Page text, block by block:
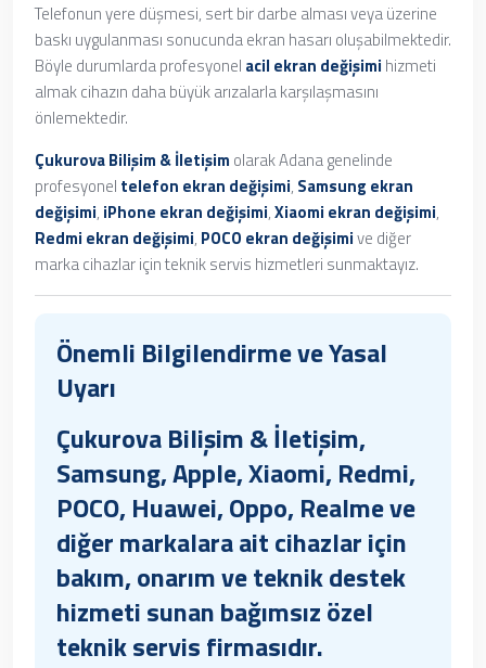
Telefonun yere düşmesi, sert bir darbe alması veya üzerine
baskı uygulanması sonucunda ekran hasarı oluşabilmektedir.
Böyle durumlarda profesyonel acil ekran değişimi hizmeti
almak cihazın daha büyük arızalarla karşılaşmasını
önlemektedir.
Çukurova Bilişim & İletişim olarak Adana genelinde
profesyonel telefon ekran değişimi, Samsung ekran
değişimi, iPhone ekran değişimi,Xiaomi ekran değişimi,
Redmi ekran değişimi, POCO ekran değişimive diğer
marka cihazlar için teknik servis hizmetleri sunmaktayız.
Önemli Bilgilendirme ve Yasal
Uyarı
Çukurova Bilişim & İletişim,
Samsung, Apple, Xiaomi, Redmi,
POCO, Huawei, Oppo, Realme ve
diğer markalara ait cihazlar için
bakım, onarım ve teknik destek
hizmeti sunanbağımsız özel
teknik servisfirmasıdır.